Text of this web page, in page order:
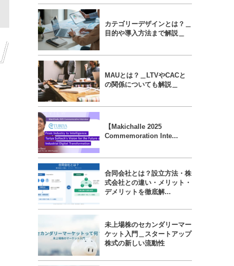
カテゴリーデザインとは？＿
目的や導入方法まで解説＿
MAUとは？＿LTVやCACと
の関係についても解説＿
【Makichalle 2025
Commemoration Inte...
合同会社とは？設立方法・株
式会社との違い・メリット・
デメリットを徹底解...
未上場株のセカンダリーマー
ケット入門＿スタートアップ
株式の新しい流動性